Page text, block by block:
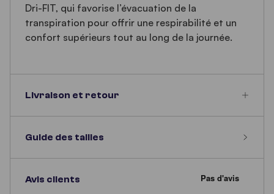
Dri-FIT, qui favorise l’évacuation de la
transpiration pour offrir une respirabilité et un
confort supérieurs tout au long de la journée.
Livraison et retour
Guide des tailles
Avis clients